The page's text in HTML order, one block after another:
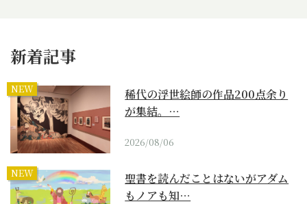
新着記事
NEW
稀代の浮世絵師の作品200点余り
が集結。…
2026/08/06
NEW
聖書を読んだことはないがアダム
もノアも知…